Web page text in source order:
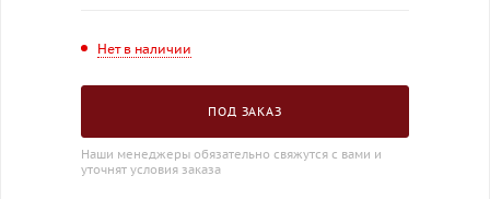
Нет в наличии
ПОД ЗАКАЗ
Наши менеджеры обязательно свяжутся с вами и
уточнят условия заказа